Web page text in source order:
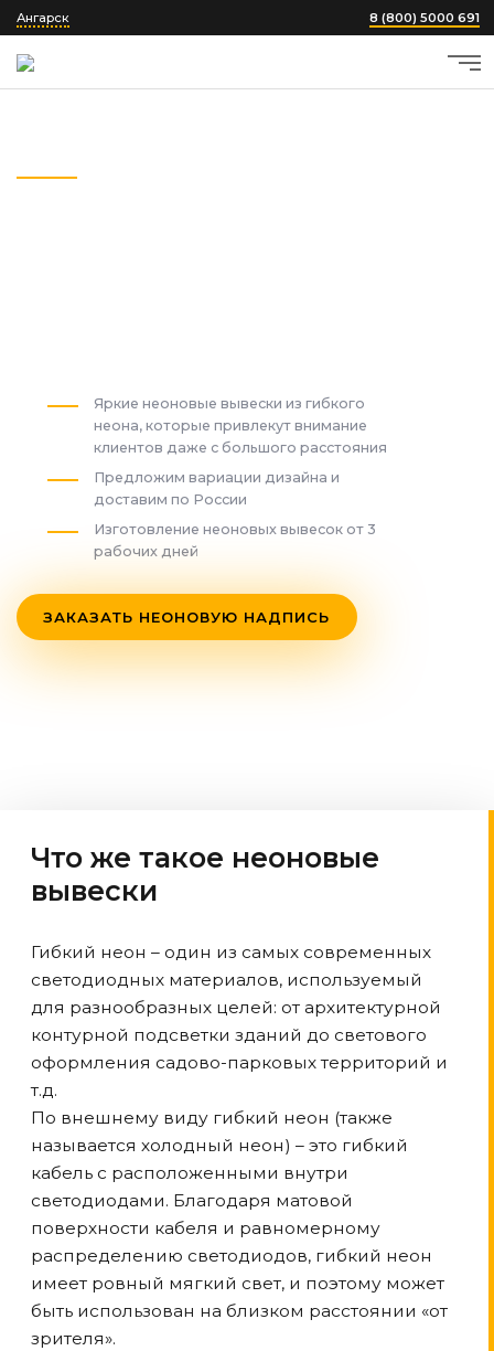
Ангарск 8 (800) 5000 691
Яркие неоновые вывески из гибкого
неона, которые привлекут внимание
клиентов даже с большого расстояния
Предложим вариации дизайна и
доставим по России
Изготовление неоновых вывесок от 3
рабочих дней
ЗАКАЗАТЬ НЕОНОВУЮ НАДПИСЬ
Что же такое неоновые
вывески
Гибкий неон – один из самых современных
светодиодных материалов, используемый
для разнообразных целей: от архитектурной
контурной подсветки зданий до светового
оформления садово-парковых территорий и
т.д.
По внешнему виду гибкий неон (также
называется холодный неон) – это гибкий
кабель с расположенными внутри
светодиодами. Благодаря матовой
поверхности кабеля и равномерному
распределению светодиодов, гибкий неон
имеет ровный мягкий свет, и поэтому может
быть использован на близком расстоянии «от
зрителя».